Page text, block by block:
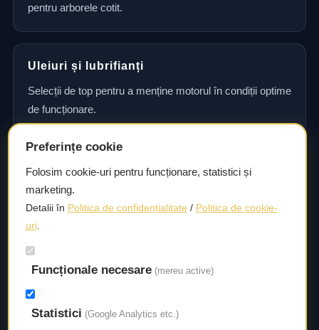
pentru arborele cotit.
Uleiuri și lubrifianți
Selecții de top pentru a menține motorul în condiții optime
de funcționare.
Consultanță și asistență tehnică
Consultanță și asistență tehnică pentru alegerea pieselor
potrivite și efectuarea reparațiilor sau întreținerii corecte.
Livrare rapidă
Asigurăm un timp de livrare scurt, astfel încât să aveți
acces la piesele necesare fără întârzieri.
Preferințe cookie
Folosim cookie-uri pentru funcționare, statistici și
marketing.
Detalii în Politica de confidențialitate / Politica de cookie-
uri.
Funcționale necesare (mereu active)
Statistici (Google Analytics etc.)